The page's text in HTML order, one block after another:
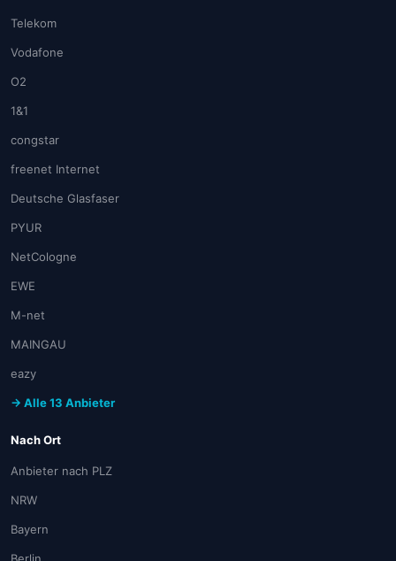
Telekom
Vodafone
O2
1&1
congstar
freenet Internet
Deutsche Glasfaser
PYUR
NetCologne
EWE
M-net
MAINGAU
eazy
→ Alle 13 Anbieter
Nach Ort
Anbieter nach PLZ
NRW
Bayern